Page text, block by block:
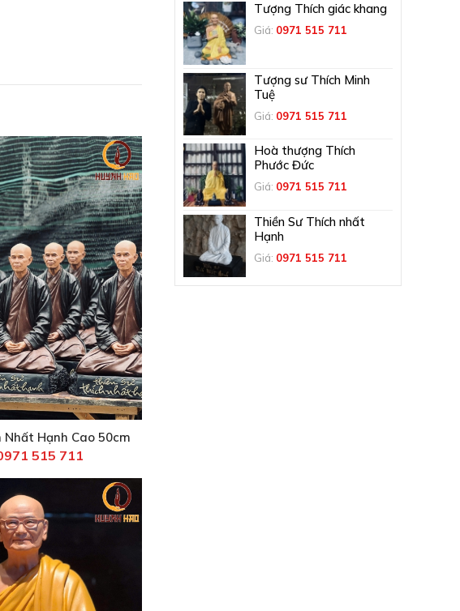
Hạnh Cao 50cm
515 711
Tượng Thích giác khang
Giá: 0971 515 711
Tượng sư Thích Minh
Tuệ
Giá: 0971 515 711
Hoà thượng Thích
Phước Đức
Giá: 0971 515 711
Thiền Sư Thích nhất
Hạnh
Giá: 0971 515 711